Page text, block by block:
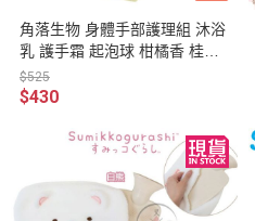
角落生物 身體手部護理組 沐浴
乳 護手霜 起泡球 柑橘香 桂花
香 2選1
$525
$430